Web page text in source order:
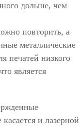
дольше, чем
повторить, а
металлические
печатей низкого
является
и лазерной